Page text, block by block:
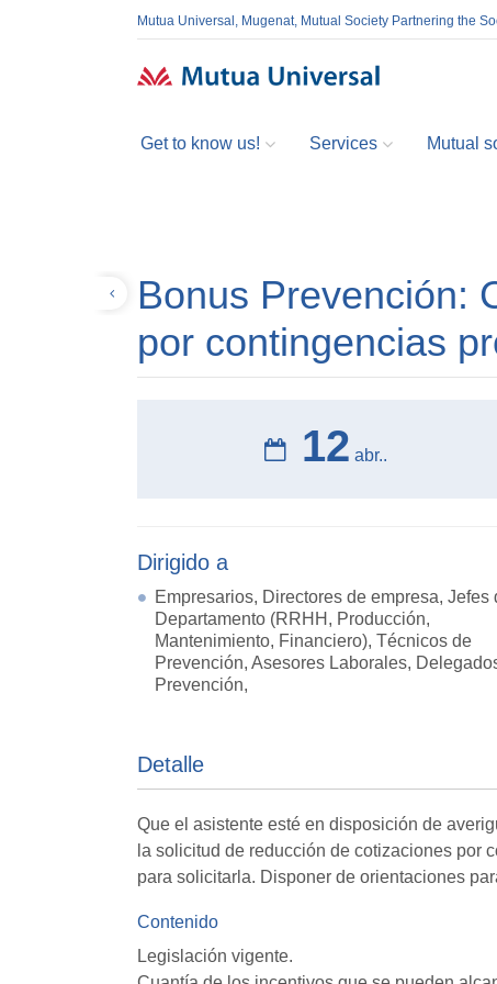
Mutua Universal, Mugenat, Mutual Society Partnering the
Get to know us! Services Mutual
Bonus Prevención:
por contingencias
12 abr..
Dirigido a
Empresarios, Directores de empresa, Jefes
Departamento (RRHH, Producción,
Mantenimiento, Financiero), Técnicos de
Prevención, Asesores Laborales,
Prevención,
Detalle
Que el asistente esté en disposición de
la solicitud de reducción de cotizaciones por
para solicitarla. Disponer de orientaciones
Contenido
Legislación vigente.